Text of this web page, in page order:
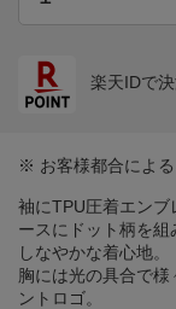
楽天IDで
※ お客様都合による
袖にTPU圧着エン
ースにドット柄を組
しなやかな着心地。
胸には光の具合で
ントロゴ。